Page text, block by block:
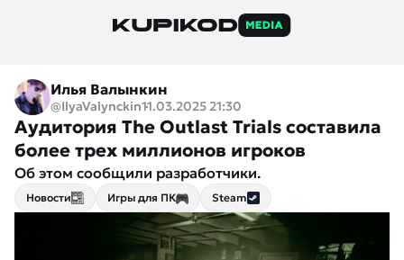
Илья Валынкин
@IlyaValynckin11.03.2025 21:30
Аудитория The Outlast Trials составила
более трех миллионов игроков
Об этом сообщили разработчики.
Новости Игры для ПК Steam